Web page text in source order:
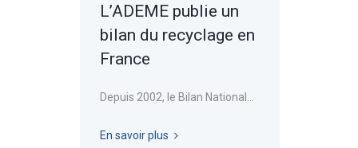
L’ADEME publie un
bilan du recyclage en
France
Depuis 2002, le Bilan National...
En savoir plus